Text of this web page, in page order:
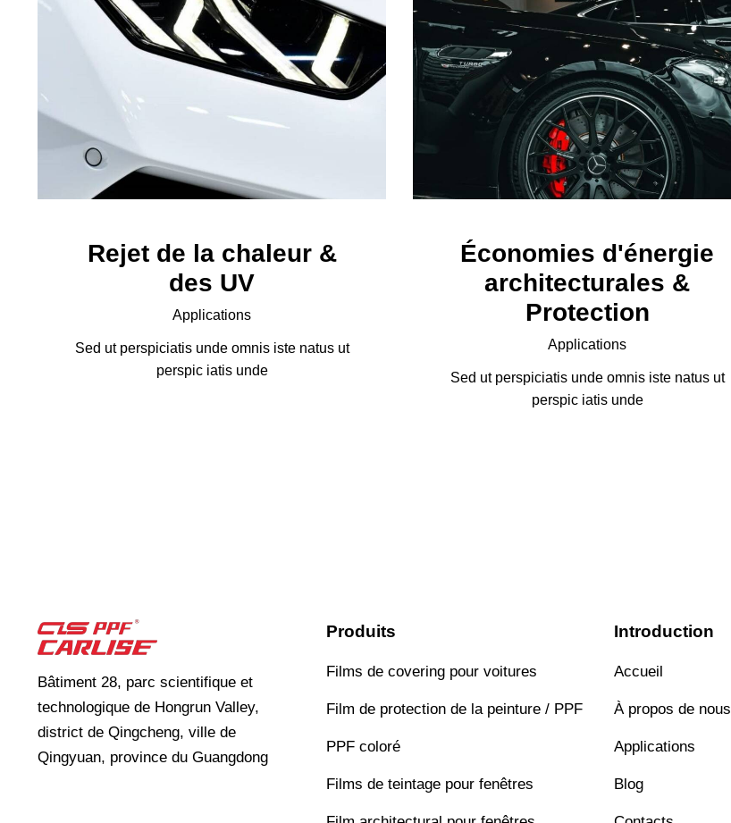
Rejet de la chaleur &
des UV
Applications
Sed ut perspiciatis unde omnis iste natus ut
perspic iatis unde
Économies d'énergie
architecturales &
Protection
Applications
Sed ut perspiciatis unde omnis iste natus ut
perspic iatis unde
Bâtiment 28, parc scientifique et
technologique de Hongrun Valley,
district de Qingcheng, ville de
Qingyuan, province du Guangdong
Produits
Films de covering pour voitures
Film de protection de la peinture / PPF
PPF coloré
Films de teintage pour fenêtres
Introduction
Accueil
À propos de nous
Applications
Blog